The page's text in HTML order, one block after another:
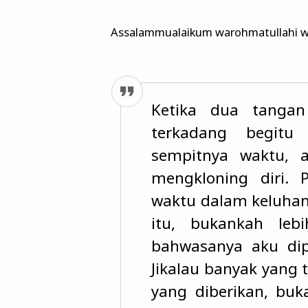
Assalammualaikum warohmatullahi
Ketika dua
terkadang
sempitnya waktu,
mengkloning diri.
waktu dalam
itu, bukankah
bahwasanya aku
Jikalau banyak
yang diberikan,